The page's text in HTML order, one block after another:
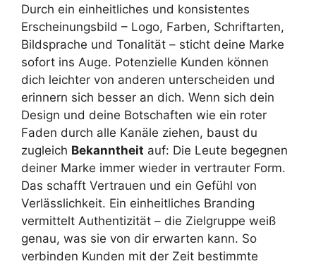
Durch ein einheitliches und konsistentes
Erscheinungsbild – Logo, Farben, Schriftarten,
Bildsprache und Tonalität – sticht deine Marke
sofort ins Auge. Potenzielle Kunden können
dich leichter von anderen unterscheiden und
erinnern sich besser an dich. Wenn sich dein
Design und deine Botschaften wie ein roter
Faden durch alle Kanäle ziehen, baust du
zugleich Bekanntheit auf: Die Leute begegnen
deiner Marke immer wieder in vertrauter Form.
Das schafft Vertrauen und ein Gefühl von
Verlässlichkeit. Ein einheitliches Branding
vermittelt Authentizität – die Zielgruppe weiß
genau, was sie von dir erwarten kann. So
verbinden Kunden mit der Zeit bestimmte